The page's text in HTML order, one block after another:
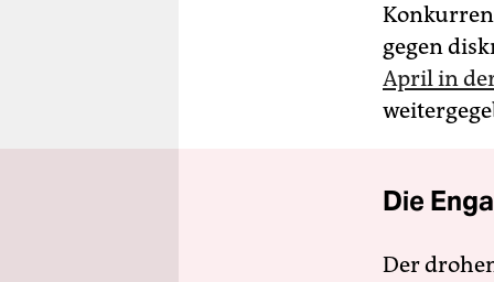
gegen
April in
Die
Der